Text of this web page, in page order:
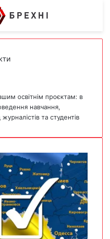
освітнім проєктам: в
навчання,
та студентів